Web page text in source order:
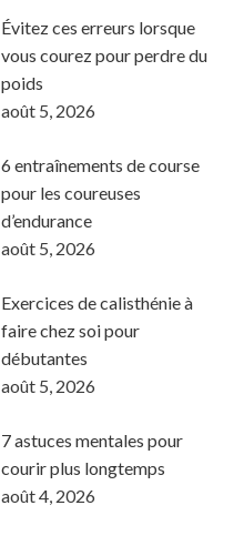
Évitez ces erreurs lorsque
vous courez pour perdre du
poids
août 5, 2026
6 entraînements de course
pour les coureuses
d’endurance
août 5, 2026
Exercices de calisthénie à
faire chez soi pour
débutantes
août 5, 2026
7 astuces mentales pour
courir plus longtemps
août 4, 2026